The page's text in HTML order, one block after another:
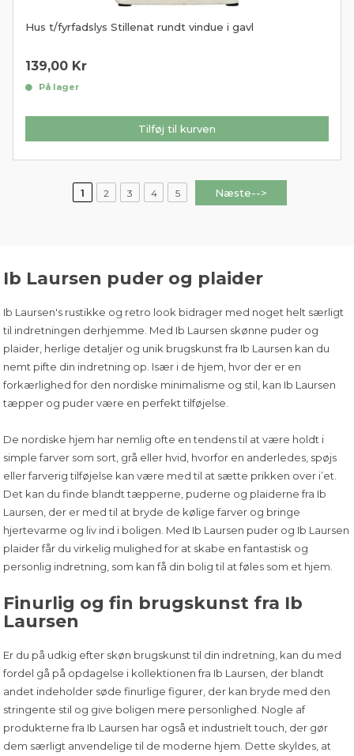
Hus t/fyrfadslys Stillenat rundt vindue i gavl
139,00 Kr
På lager
Tilføj til kurven
1 2 3 4 5 Næste-->
Ib Laursen puder og plaider
Ib Laursen's rustikke og retro look bidrager med noget helt særligt
til indretningen derhjemme. Med Ib Laursen skønne puder og
plaider , herlige detaljer og unik brugskunst fra Ib Laursen kan du
nemt pifte din indretning op. Især i de hjem, hvor der er en
forkærlighed for den nordiske minimalisme og stil, kan Ib Laursen
tæpper og puder være en perfekt tilføjelse.
De nordiske hjem har nemlig ofte en tendens til at være holdt i
simple farver som sort, grå eller hvid, hvorfor en anderledes, spøjs
eller farverig tilføjelse kan være med til at sætte prikken over i’et.
Det kan du finde blandt tæpperne, puderne og plaiderne fra Ib
Laursen, der er med til at bryde de kølige farver og bringe
hjertevarme og liv ind i boligen. Med Ib Laursen puder og Ib Laursen
plaider får du virkelig mulighed for at skabe en fantastisk og
personlig indretning, som kan få din bolig til at føles som et hjem.
Finurlig og fin brugskunst fra Ib
Laursen
Er du på udkig efter skøn brugskunst til din indretning , kan du med
fordel gå på opdagelse i kollektionen fra Ib Laursen, der blandt
andet indeholder søde finurlige figurer, der kan bryde med den
stringente stil og give boligen mere personlighed. Nogle af
produkterne fra Ib Laursen har også et industrielt touch, der gør
dem særligt anvendelige til de moderne hjem. Dette skyldes, at